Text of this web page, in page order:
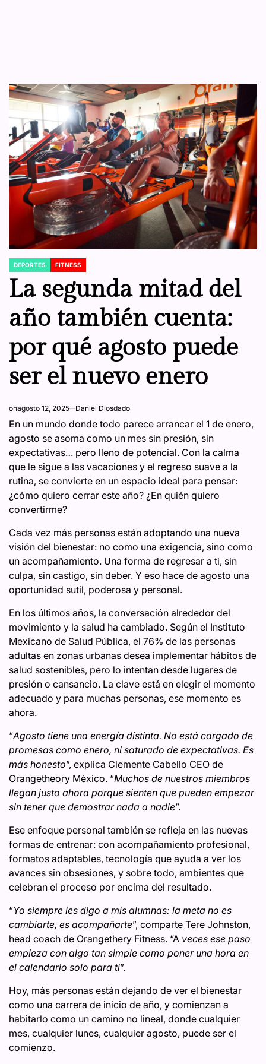
POSTED
IN
DEPORTES FITNESS
La segunda mitad del
año también cuenta:
por qué agosto puede
ser el nuevo enero
onagosto 12, 2025 Daniel Diosdado
En un mundo donde todo parece arrancar el 1 de enero,
agosto se asoma como un mes sin presión, sin
expectativas… pero lleno de potencial. Con la calma
que le sigue a las vacaciones y el regreso suave a la
rutina, se convierte en un espacio ideal para pensar:
¿cómo quiero cerrar este año? ¿En quién quiero
convertirme?
Cada vez más personas están adoptando una nueva
visión del bienestar: no como una exigencia, sino como
un acompañamiento. Una forma de regresar a ti, sin
culpa, sin castigo, sin deber. Y eso hace de agosto una
oportunidad sutil, poderosa y personal.
En los últimos años, la conversación alrededor del
movimiento y la salud ha cambiado. Según el Instituto
Mexicano de Salud Pública, el 76% de las personas
adultas en zonas urbanas desea implementar hábitos de
salud sostenibles, pero lo intentan desde lugares de
presión o cansancio. La clave está en elegir el momento
adecuado y para muchas personas, ese momento es
ahora.
“Agosto tiene una energía distinta. No está cargado de
promesas como enero, ni saturado de expectativas. Es
más honesto”, explica Clemente Cabello CEO de
Orangetheory México. “Muchos de nuestros miembros
llegan justo ahora porque sienten que pueden empezar
sin tener que demostrar nada a nadie”.
Ese enfoque personal también se refleja en las nuevas
formas de entrenar: con acompañamiento profesional,
formatos adaptables, tecnología que ayuda a ver los
avances sin obsesiones, y sobre todo, ambientes que
celebran el proceso por encima del resultado.
“Yo siempre les digo a mis alumnas: la meta no es
cambiarte, es acompañarte”, comparte Tere Johnston,
head coach de Orangethery Fitness. “A veces ese paso
empieza con algo tan simple como poner una hora en
el calendario solo para ti”.
Hoy, más personas están dejando de ver el bienestar
como una carrera de inicio de año, y comienzan a
habitarlo como un camino no lineal, donde cualquier
mes, cualquier lunes, cualquier agosto, puede ser el
comienzo.